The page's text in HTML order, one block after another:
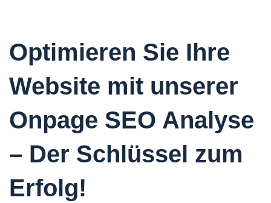
Optimieren Sie Ihre
Website mit unserer
Onpage SEO Analyse
– Der Schlüssel zum
Erfolg!